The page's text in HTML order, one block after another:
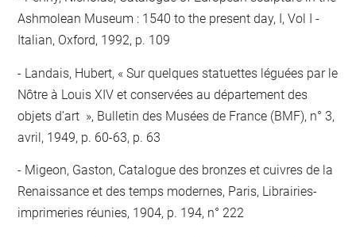
Ashmolean Museum : 1540 to the present day, I, Vol I -
Italian, Oxford, 1992, p. 109
Landais, Hubert, « Sur quelques statuettes léguées par le
Nôtre à Louis XIV et conservées au département des
objets d’art », Bulletin des Musées de France (BMF), n° 3,
avril, 1949, p. 60-63, p. 63
Migeon, Gaston, Catalogue des bronzes et cuivres de la
Renaissance et des temps modernes, Paris, Librairies-
imprimeries réunies, 1904, p. 194, n° 222